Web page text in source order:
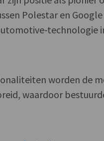
Polestar en
technologie
worden de
waardoor